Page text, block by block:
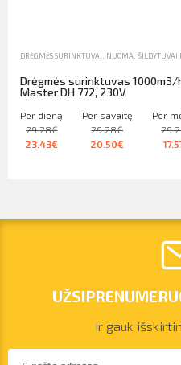
DRĖGMĖS SURINKTUVAI NUOMA ŠILDYTUVAI
Drėgmės surinktuvas 1000m3/
Master DH 772, 230V
Per dieną
29.28€
23.43€
Per savaitę
29.28€
20.50€
Per
Ir gauk